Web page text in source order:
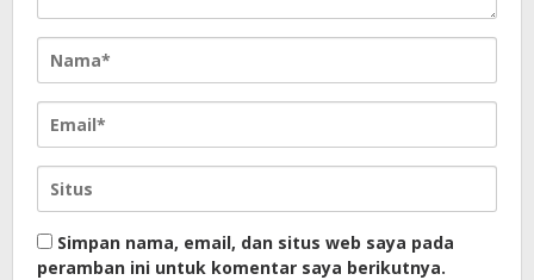
Simpan nama, email, dan situs web saya pada
peramban ini untuk komentar saya berikutnya.